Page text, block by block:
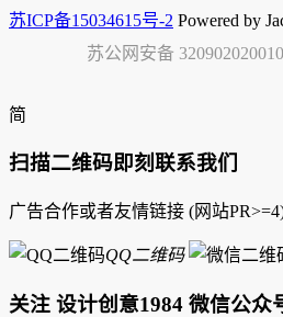
苏ICP备15034615号-2 Powered by
苏公网安备
简
扫描二维码即刻联系我们
广告合作或者友情链接 (网站
QQ二维码
关注 设计创意1984 微信公众